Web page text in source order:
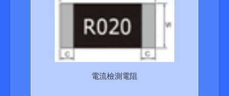
電流檢測電阻